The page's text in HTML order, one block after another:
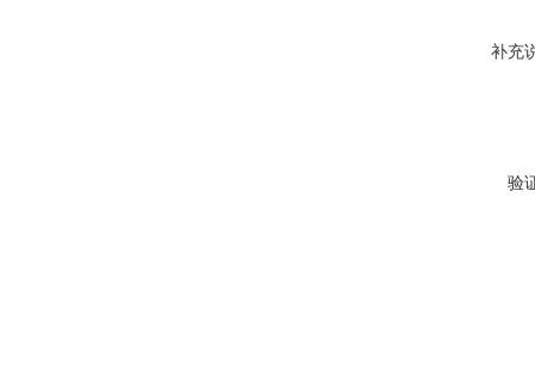
补充
验